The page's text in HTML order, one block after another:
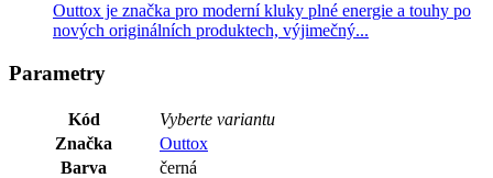
Outtox je značka pro moderní kluky plné energie a touhy po
nových originálních produktech, výjimečný...
Parametry
Kód
Vyberte variantu
Značka
Outtox
Barva
černá